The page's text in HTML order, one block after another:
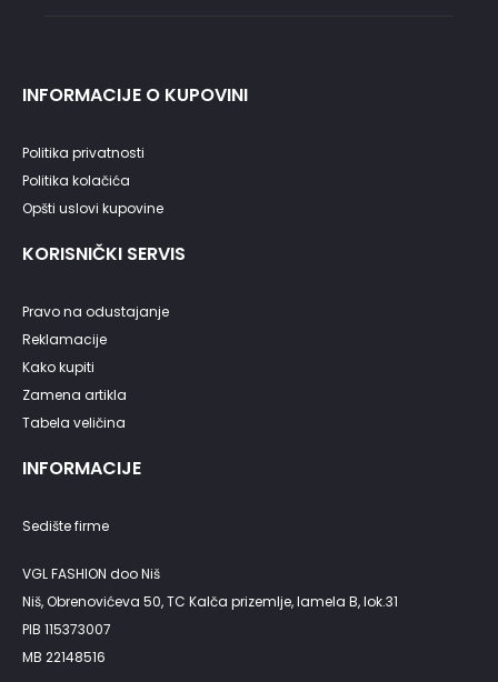
INFORMACIJE O KUPOVINI
Politika privatnosti
Politika kolačića
Opšti uslovi kupovine
KORISNIČKI SERVIS
Pravo na odustajanje
Reklamacije
Kako kupiti
Zamena artikla
Tabela veličina
INFORMACIJE
Sedište firme
VGL FASHION doo Niš
Niš, Obrenovićeva 50, TC Kalča prizemlje, lamela B, lok.31
PIB 115373007
MB 22148516